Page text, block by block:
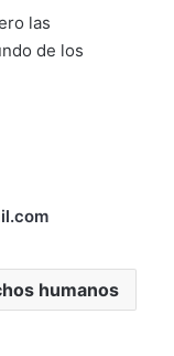
las
de los
humanos